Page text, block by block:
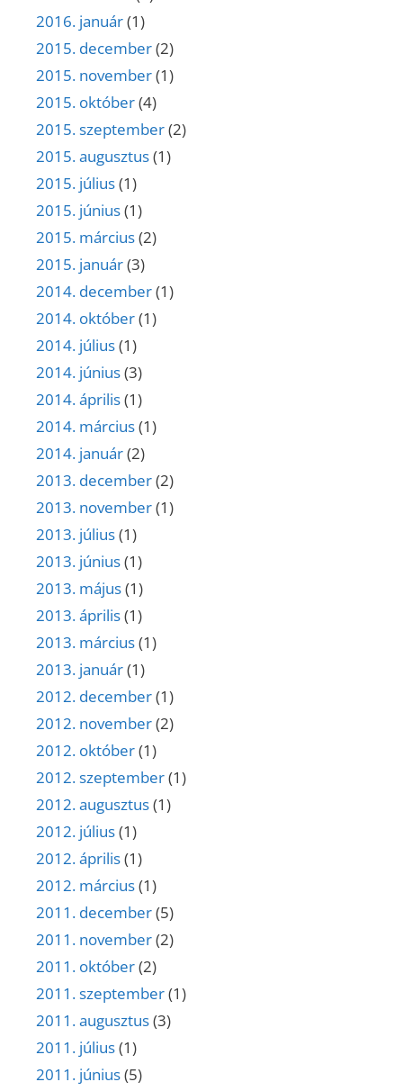
2016. január(1)
2015. december(2)
2015. november(1)
2015. október(4)
2015. szeptember(2)
2015. augusztus(1)
2015. július(1)
2015. június(1)
2015. március(2)
2015. január(3)
2014. december(1)
2014. október(1)
2014. július(1)
2014. június(3)
2014. április(1)
2014. március(1)
2014. január(2)
2013. december(2)
2013. november(1)
2013. július(1)
2013. június(1)
2013. május(1)
2013. április(1)
2013. március(1)
2013. január(1)
2012. december(1)
2012. november(2)
2012. október(1)
2012. szeptember(1)
2012. augusztus(1)
2012. július(1)
2012. április(1)
2012. március(1)
2011. december(5)
2011. november(2)
2011. október(2)
2011. szeptember(1)
2011. augusztus(3)
2011. július(1)
2011. június(5)